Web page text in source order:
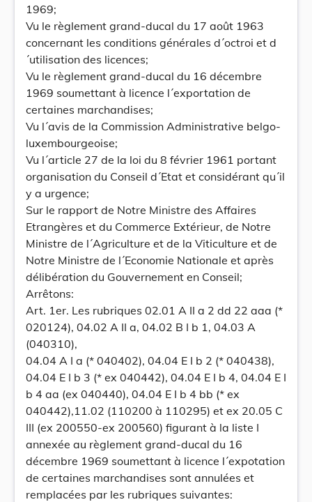
1969;
Vu le règlement grand-ducal du 17 août 1963
concernant les conditions générales d´octroi et d
´utilisation des licences;
Vu le règlement grand-ducal du 16 décembre
1969 soumettant à licence l´exportation de
certaines marchandises;
Vu l´avis de la Commission Administrative belgo-
luxembourgeoise;
Vu l´article 27 de la loi du 8 février 1961 portant
organisation du Conseil d´Etat et considérant qu´il
y a urgence;
Sur le rapport de Notre Ministre des Affaires
Etrangères et du Commerce Extérieur, de Notre
Ministre de l´Agriculture et de la Viticulture et de
Notre Ministre de l´Economie Nationale et après
délibération du Gouvernement en Conseil;
Arrêtons:
Art. 1er. Les rubriques 02.01 A II a 2 dd 22 aaa (*
020124), 04.02 A II a, 04.02 B I b 1, 04.03 A
(040310),
04.04 A I a (* 040402), 04.04 E I b 2 (* 040438),
04.04 E I b 3 (* ex 040442), 04.04 E I b 4, 04.04 E I
b 4 aa (ex 040440), 04.04 E I b 4 bb (* ex
040442),11.02 (110200 à 110295) et ex 20.05 C
III (ex 200550-ex 200560) figurant à la liste I
annexée au règlement grand-ducal du 16
décembre 1969 soumettant à licence l´expotation
de certaines marchandises sont annulées et
remplacées par les rubriques suivantes: